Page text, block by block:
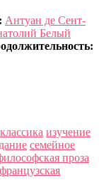
Антуан де Сент-
Белый
изучение
семейное
проза
французская